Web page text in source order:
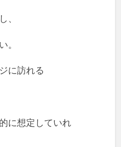
、
。
に訪れる
に想定していれ